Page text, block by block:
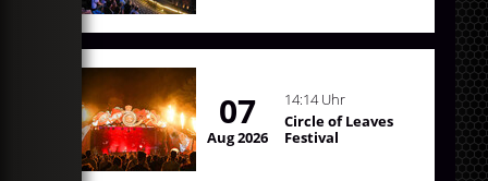
07
Aug 2026
14:14 Uhr
Circle of Leaves
Festival